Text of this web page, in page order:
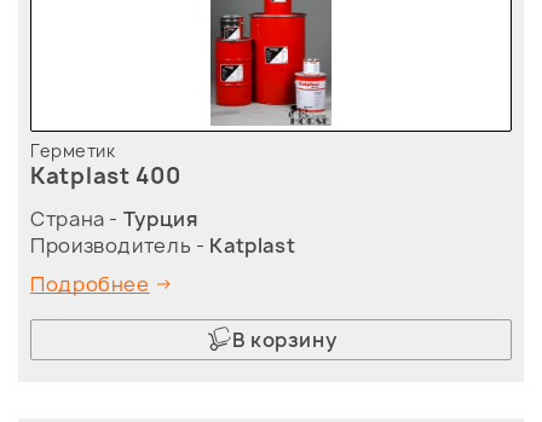
Герметик
Katplast 400
Страна - Турция
Производитель - Katplast
Подробнее
В корзину